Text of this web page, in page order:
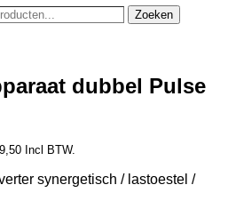
Zoeken
dubbel Pulse
Incl BTW.
synergetisch / lastoestel /